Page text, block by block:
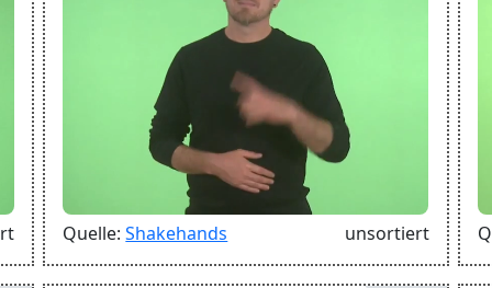
Quelle:Shakehands unsortiert